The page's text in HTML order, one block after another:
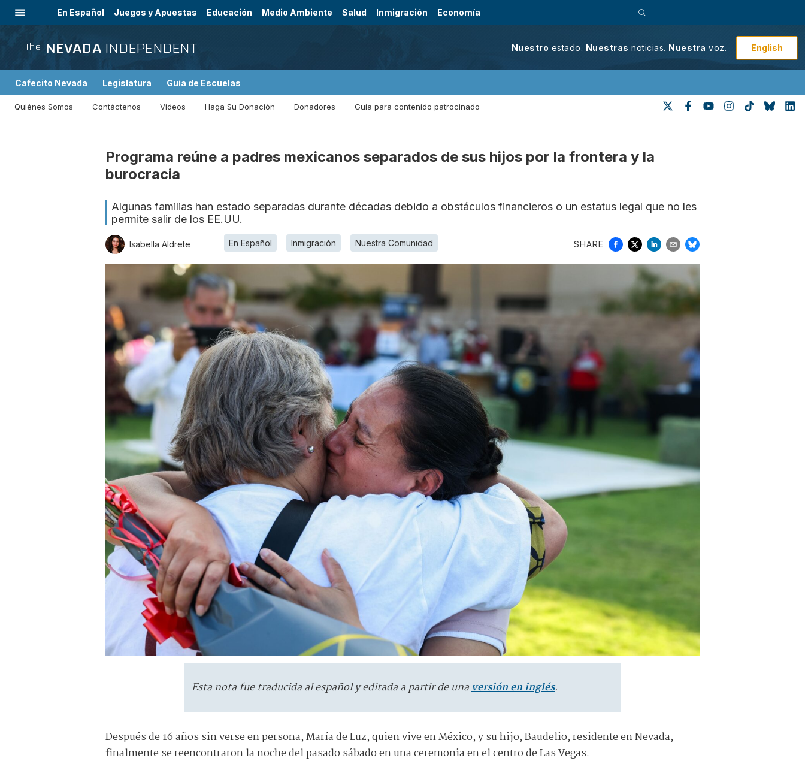
En Español Juegos y Apuestas Educación Medio Ambiente Salud Inmigración Economía
The NEVADA INDEPENDENT Nuestro estado. Nuestras noticias. Nuestra voz. English
Cafecito Nevada Legislatura Guía de Escuelas
Quiénes Somos Contáctenos Videos Haga Su Donación Donadores Guía para contenido patrocinado
Programa reúne a padres mexicanos separados de sus hijos por la frontera y la
burocracia
Algunas familias han estado separadas durante décadas debido a obstáculos financieros o un estatus legal que no les
permite salir de los EE.UU.
Isabella Aldrete En Español Inmigración Nuestra Comunidad SHARE
Esta nota fue traducida al español y editada a partir de unaversión en inglés.
Después de 16 años sin verse en persona, María de Luz, quien vive en México, y su hijo, Baudelio, residente en Nevada,
finalmente se reencontraron la noche del pasado sábado en una ceremonia en el centro de Las Vegas.